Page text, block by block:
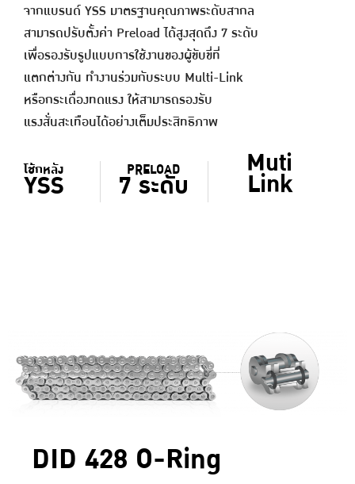
จากแบรนด์ YSS มาตรฐานคุณภาพระดับสากล
สามารถปรับตั้งค่า Preload ได้สูงสุดถึง 7 ระดับ
เพื่อรองรับรูปแบบการใช้งานของผู้ขับขี่ที่
แตกต่างกัน ทำงานร่วมกับระบบ Multi-Link
หรือกระเดื่องทดแรง ให้สามารถรองรับ
แรงสั่นสะเทือนได้อย่างเต็มประสิทธิภาพ
โช้กหลัง
YSS PRELOAD
7 ระดับ
Muti
Link
DID 428 O-Ring